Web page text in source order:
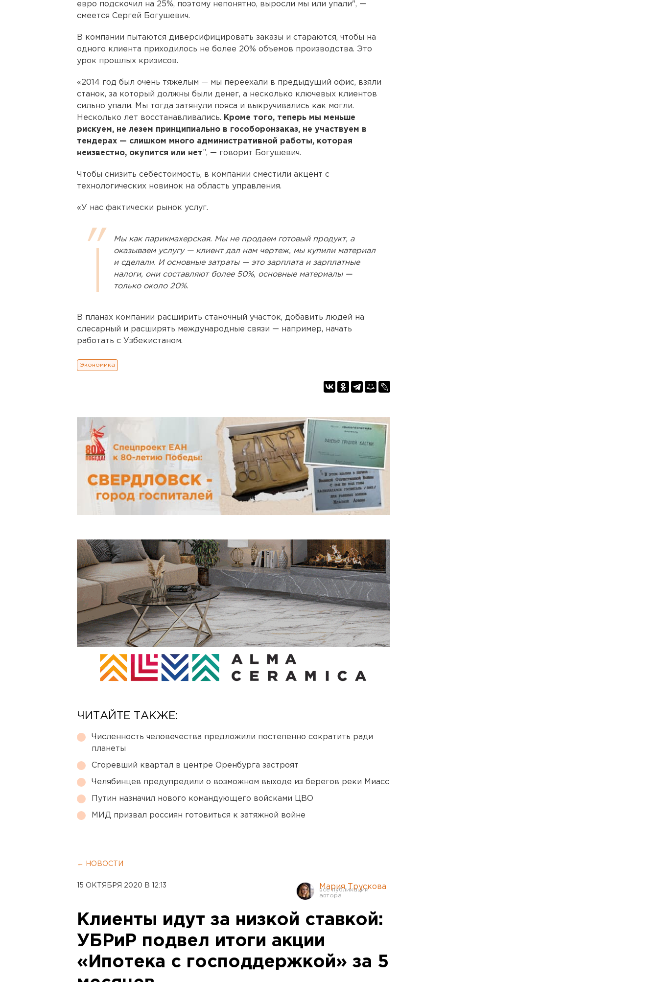
евро подскочил на 25%, поэтому непонятно, выросли мы или упали", —
смеется Сергей Богушевич.
В компании пытаются диверсифицировать заказы и стараются, чтобы на
одного клиента приходилось не более 20% объемов производства. Это
урок прошлых кризисов.
«2014 год был очень тяжелым — мы переехали в предыдущий офис, взяли
станок, за который должны были денег, а несколько ключевых клиентов
сильно упали. Мы тогда затянули пояса и выкручивались как могли.
Несколько лет восстанавливались. Кроме того, теперь мы меньше
рискуем, не лезем принципиально в гособоронзаказ, не участвуем в
тендерах — слишком много административной работы, которая
неизвестно, окупится или нет”, — говорит Богушевич.
Чтобы снизить себестоимость, в компании сместили акцент с
технологических новинок на область управления.
«У нас фактически рынок услуг.
Мы как парикмахерская. Мы не продаем готовый продукт, а
оказываем услугу — клиент дал нам чертеж, мы купили материал
и сделали. И основные затраты — это зарплата и зарплатные
налоги, они составляют более 50%, основные материалы —
только около 20%.
В планах компании расширить станочный участок, добавить людей на
слесарный и расширять международные связи — например, начать
работать с Узбекистаном.
Экономика
ЧИТАЙТЕ ТАКЖЕ:
Численность человечества предложили постепенно сократить ради
планеты
Сгоревший квартал в центре Оренбурга застроят
Челябинцев предупредили о возможном выходе из берегов реки Миасс
Путин назначил нового командующего войсками ЦВО
МИД призвал россиян готовиться к затяжной войне
← НОВОСТИ
15 ОКТЯБРЯ 2020 В 12:13 Мария Трускова
Клиенты идут за низкой ставкой:
УБРиР подвел итоги акции
«Ипотека с господдержкой» за 5